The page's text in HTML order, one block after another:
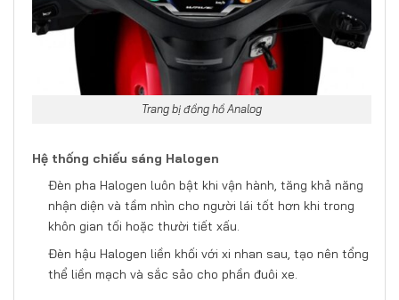
Trang bị đồng hồ Analog
Hệ thống chiếu sáng Halogen
Đèn pha Halogen luôn bật khi vận hành, tăng khả năng
nhận diện và tầm nhìn cho người lái tốt hơn khi trong
khôn gian tối hoặc thười tiết xấu.
Đèn hậu Halogen liền khối với xi nhan sau, tạo nên tổng
thể liền mạch và sắc sảo cho phần đuôi xe.